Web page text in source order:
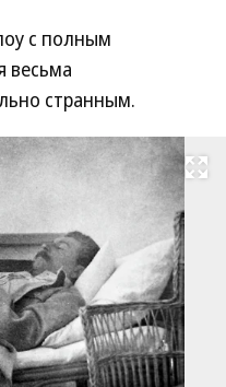
с полным
весьма
странным.
Развернуть